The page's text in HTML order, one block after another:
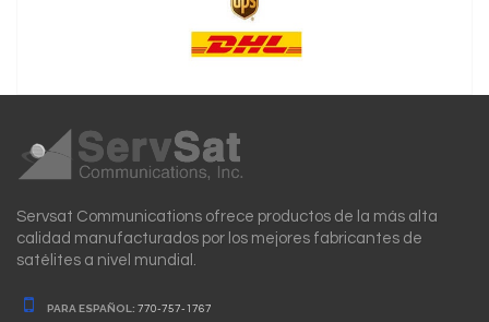
Servsat Communications ofrece productos de la más alta
calidad manufacturados por los mejores fabricantes de
satélites a nivel mundial.
PARA ESPAÑOL: 770-757-1767